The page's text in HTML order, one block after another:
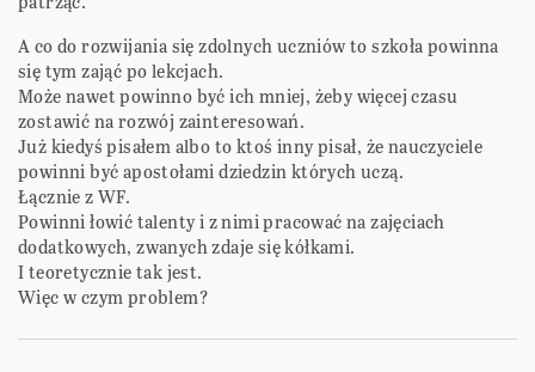
A co do rozwijania się zdolnych uczniów to szkoła powinna
się tym zająć po lekcjach.
Może nawet powinno być ich mniej, żeby więcej czasu
zostawić na rozwój zainteresowań.
Już kiedyś pisałem albo to ktoś inny pisał, że nauczyciele
powinni być apostołami dziedzin których uczą.
Łącznie z WF.
Powinni łowić talenty i z nimi pracować na zajęciach
dodatkowych, zwanych zdaje się kółkami.
I teoretycznie tak jest.
Więc w czym problem?